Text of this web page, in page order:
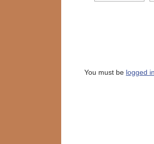
You must be logged in